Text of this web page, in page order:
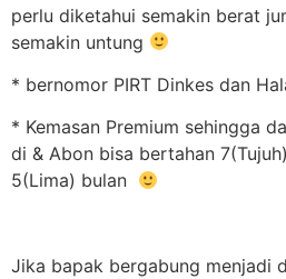
perlu diketahui semakin berat
semakin untung
* bernomor PIRT Dinkes dan
* Kemasan Premium sehingga
di & Abon bisa bertahan
5(Lima) bulan
Jika bapak bergabung menjadi